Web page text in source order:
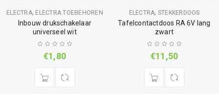
ELECTRA, ELECTRA TOEBEHOREN
Inbouw drukschakelaar
universeel wit
€1,80
ELECTRA, STEKKERDOOS
Tafelcontactdoos RA 6V lang
zwart
€11,50